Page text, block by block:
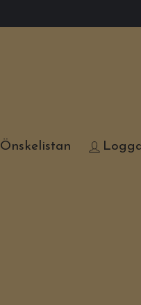
Önskelistan